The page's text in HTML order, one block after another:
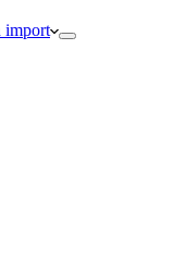
import